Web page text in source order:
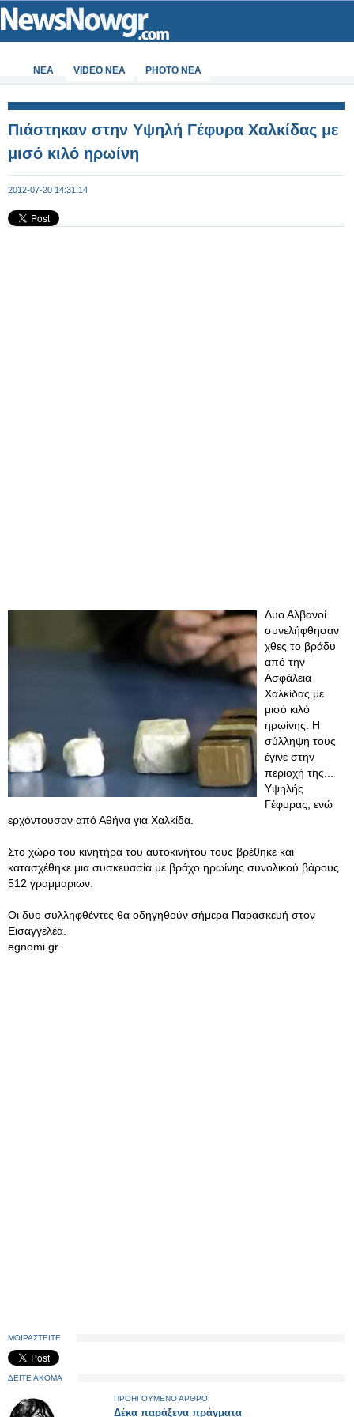
ΝΕΑ VIDEO NEA PHOTO NEA
Πιάστηκαν στην Υψηλή Γέφυρα Χαλκίδας με
μισό κιλό ηρωίνη
2012-07-20 14:31:14
Δυο Αλβανοί
συνελήφθησαν
χθες το βράδυ
από την
Ασφάλεια
Χαλκίδας με
μισό κιλό
ηρωίνης. Η
σύλληψη τους
έγινε στην
περιοχή της...
Υψηλής
Γέφυρας, ενώ
ερχόντουσαν από Αθήνα για Χαλκίδα.
Στο χώρο του κινητήρα του αυτοκινήτου τους βρέθηκε και
κατασχέθηκε μια συσκευασία με βράχο ηρωίνης συνολικού βάρους
512 γραμμαριων.
Οι δυο συλληφθέντες θα οδηγηθούν σήμερα Παρασκευή στον
Εισαγγελέα.
egnomi.gr
ΜΟΙΡΑΣΤΕΙΤΕ
ΔΕΙΤΕ ΑΚΟΜΑ
ΠΡΟΗΓΟΥΜΕΝΟ ΑΡΘΡΟ
Δέκα παράξενα πράγματα